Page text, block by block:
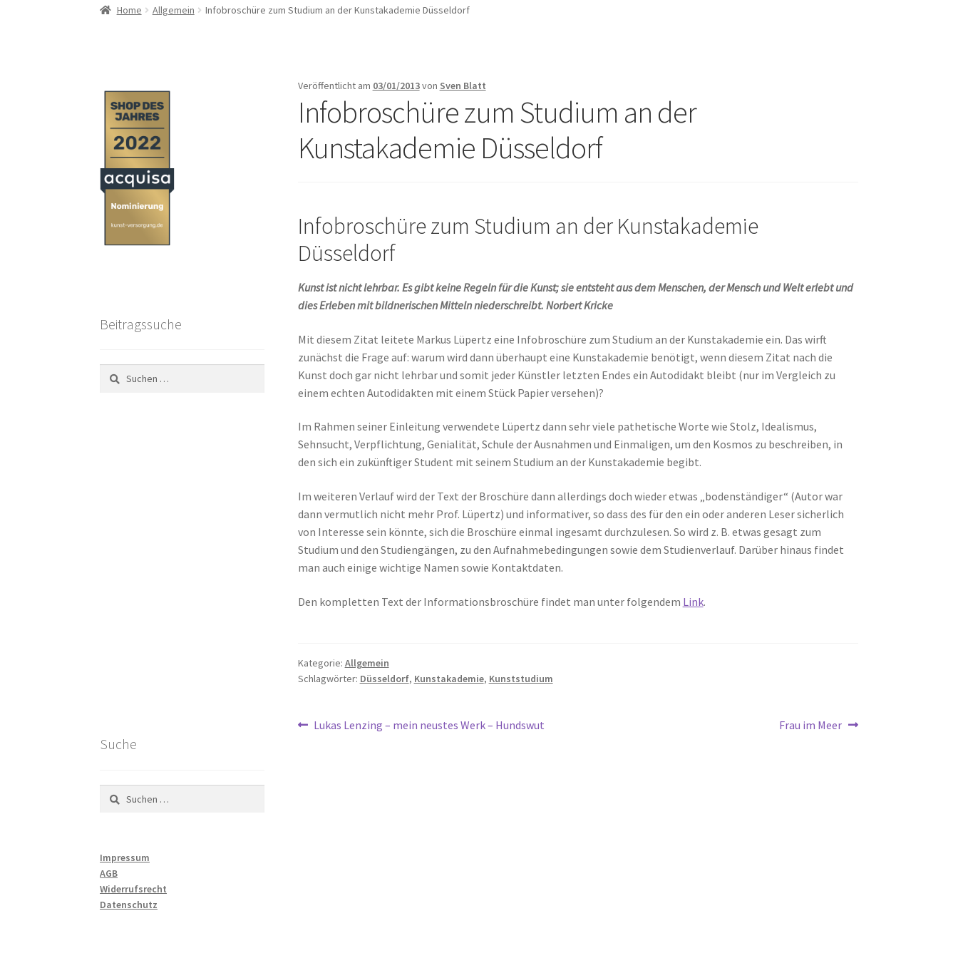
Home Allgemein Infobroschüre zum Studium an der Kunstakademie Düsseldorf
Veröffentlicht am 03/01/2013von Sven Blatt
Infobroschüre zum Studium an der
Kunstakademie Düsseldorf
Infobroschüre zum Studium an der Kunstakademie
Düsseldorf
Kunst ist nicht lehrbar. Es gibt keine Regeln für die Kunst; sie entsteht aus dem Menschen, der Mensch und Welt erlebt und
dies Erleben mit bildnerischen Mitteln niederschreibt. Norbert Kricke
Mit diesem Zitat leitete Markus Lüpertz eine Infobroschüre zum Studium an der Kunstakademie ein. Das wirft
zunächst die Frage auf: warum wird dann überhaupt eine Kunstakademie benötigt, wenn diesem Zitat nach die
Kunst doch gar nicht lehrbar und somit jeder Künstler letzten Endes ein Autodidakt bleibt (nur im Vergleich zu
einem echten Autodidakten mit einem Stück Papier versehen)?
Im Rahmen seiner Einleitung verwendete Lüpertz dann sehr viele pathetische Worte wie Stolz, Idealismus,
Sehnsucht, Verpflichtung, Genialität, Schule der Ausnahmen und Einmaligen, um den Kosmos zu beschreiben, in
den sich ein zukünftiger Student mit seinem Studium an der Kunstakademie begibt.
Im weiteren Verlauf wird der Text der Broschüre dann allerdings doch wieder etwas „bodenständiger“ (Autor war
dann vermutlich nicht mehr Prof. Lüpertz) und informativer, so dass des für den ein oder anderen Leser sicherlich
von Interesse sein könnte, sich die Broschüre einmal ingesamt durchzulesen. So wird z. B. etwas gesagt zum
Studium und den Studiengängen, zu den Aufnahmebedingungen sowie dem Studienverlauf. Darüber hinaus findet
man auch einige wichtige Namen sowie Kontaktdaten.
Den kompletten Text der Informationsbroschüre findet man unter folgendem Link.
Kategorie: Allgemein
Schlagwörter: Düsseldorf, Kunstakademie, Kunststudium
Beitragsnavigation
Vorheriger
Lukas Lenzing – mein neustes Werk – Hundswut
Nächster
Frau im Meer
Beitragssuche
Suchen
nach:
Suche
Suchen
nach:
Impressum
AGB
Widerrufsrecht
Datenschutz